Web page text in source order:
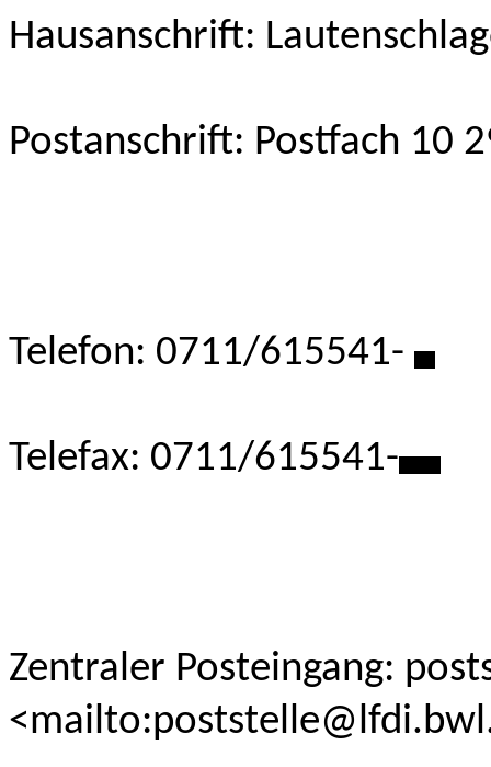
Hausanschrift:
Postanschrift: Postfach 10
Telefon: 0711/615541- *
Telefax: 0711/615541-**
Zentraler Posteingang: